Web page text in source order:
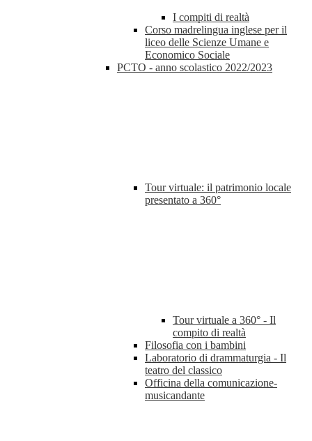
I compiti di realtà
Corso madrelingua inglese per il
liceo delle Scienze Umane e
Economico Sociale
PCTO - anno scolastico 2022/2023
Tour virtuale: il patrimonio locale
presentato a 360°
Tour virtuale a 360° - Il
compito di realtà
Filosofia con i bambini
Laboratorio di drammaturgia - Il
teatro del classico
Officina della comunicazione-
musicandante